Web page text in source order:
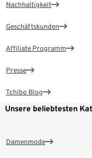
Nachhaltigkeit
Geschäftskunden
Affiliate Programm
Presse
Tchibo Blog
Unsere beliebtesten
Damenmode